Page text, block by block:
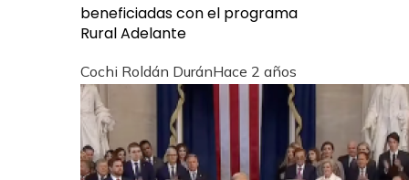
beneficiadas con el programa
Rural Adelante
Cochi Roldán DuránHace 2 años